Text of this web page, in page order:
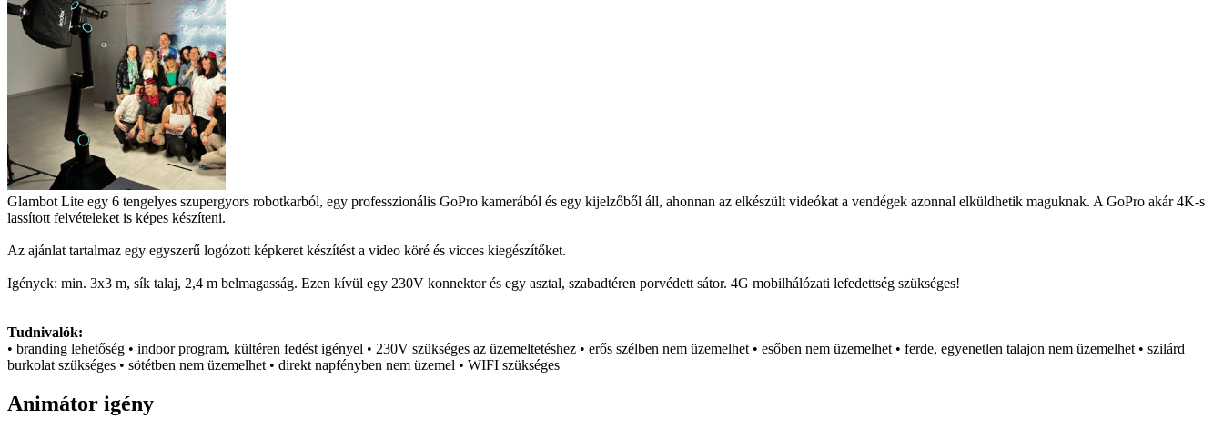
Glambot Lite egy 6 tengelyes szupergyors robotkarból, egy professzionális GoPro kamerából és egy kijelzőből áll, ahonnan az elkészült videókat a vendégek azonnal elküldhetik maguknak. A GoPro akár 4K-s
lassított felvételeket is képes készíteni.
Az ajánlat tartalmaz egy egyszerű logózott képkeret készítést a video köré és vicces kiegészítőket.
Igények: min. 3x3 m, sík talaj, 2,4 m belmagasság. Ezen kívül egy 230V konnektor és egy asztal, szabadtéren porvédett sátor. 4G mobilhálózati lefedettség szükséges!
Tudnivalók:
• branding lehetőség • indoor program, kültéren fedést igényel • 230V szükséges az üzemeltetéshez • erős szélben nem üzemelhet • esőben nem üzemelhet • ferde, egyenetlen talajon nem üzemelhet • szilárd
burkolat szükséges • sötétben nem üzemelhet • direkt napfényben nem üzemel • WIFI szükséges
Animátor igény